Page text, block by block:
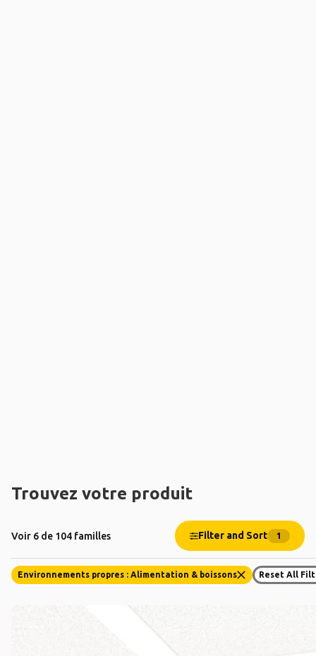
Trouvez votre produit
Voir 6 de 104 familles Filter and Sort 1
Environnements propres : Alimentation & boissons Reset All